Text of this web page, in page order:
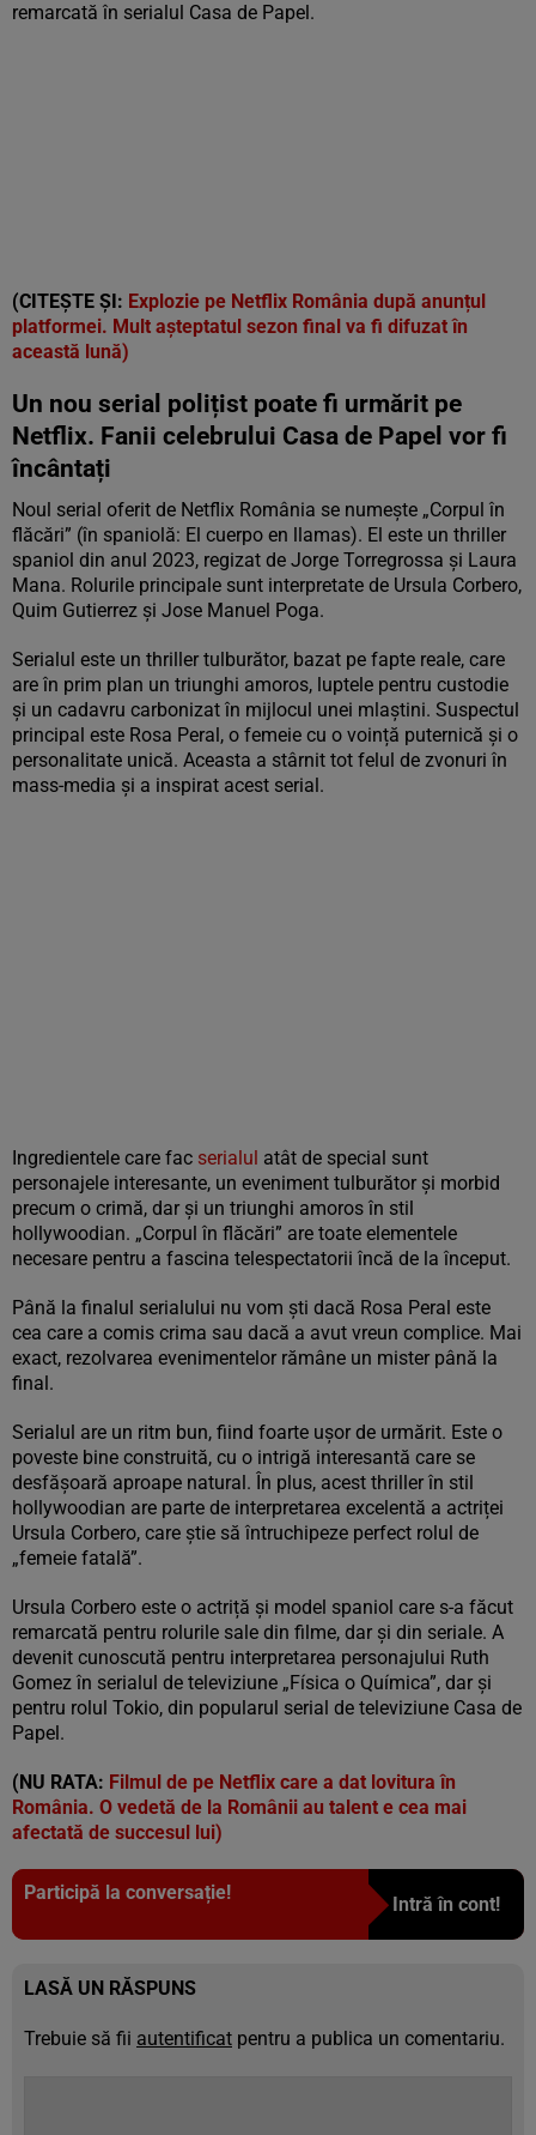
remarcată în serialul Casa de Papel.
(CITEȘTE ȘI: Explozie pe Netflix România după anunțul
platformei. Mult așteptatul sezon final va fi difuzat în
această lună)
Un nou serial polițist poate fi urmărit pe
Netflix. Fanii celebrului Casa de Papel vor fi
încântați
Noul serial oferit de Netflix România se numește „Corpul în
flăcări” (în spaniolă: El cuerpo en llamas). El este un thriller
spaniol din anul 2023, regizat de Jorge Torregrossa și Laura
Mana. Rolurile principale sunt interpretate de Ursula Corbero,
Quim Gutierrez și Jose Manuel Poga.
Serialul este un thriller tulburător, bazat pe fapte reale, care
are în prim plan un triunghi amoros, luptele pentru custodie
și un cadavru carbonizat în mijlocul unei mlaștini. Suspectul
principal este Rosa Peral, o femeie cu o voință puternică și o
personalitate unică. Aceasta a stârnit tot felul de zvonuri în
mass-media și a inspirat acest serial.
Ingredientele care fac serialul atât de special sunt
personajele interesante, un eveniment tulburător și morbid
precum o crimă, dar și un triunghi amoros în stil
hollywoodian. „Corpul în flăcări” are toate elementele
necesare pentru a fascina telespectatorii încă de la început.
Până la finalul serialului nu vom ști dacă Rosa Peral este
cea care a comis crima sau dacă a avut vreun complice. Mai
exact, rezolvarea evenimentelor rămâne un mister până la
final.
Serialul are un ritm bun, fiind foarte ușor de urmărit. Este o
poveste bine construită, cu o intrigă interesantă care se
desfășoară aproape natural. În plus, acest thriller în stil
hollywoodian are parte de interpretarea excelentă a actriței
Ursula Corbero, care știe să întruchipeze perfect rolul de
„femeie fatală”.
Ursula Corbero este o actriță și model spaniol care s-a făcut
remarcată pentru rolurile sale din filme, dar și din seriale. A
devenit cunoscută pentru interpretarea personajului Ruth
Gomez în serialul de televiziune „Física o Química”, dar și
pentru rolul Tokio, din popularul serial de televiziune Casa de
Papel.
(NU RATA: Filmul de pe Netflix care a dat lovitura în
România. O vedetă de la Românii au talent e cea mai
afectată de succesul lui)
Participă la conversație!
Intră în cont!
LASĂ UN RĂSPUNS
Trebuie să fii autentificat pentru a publica un comentariu.